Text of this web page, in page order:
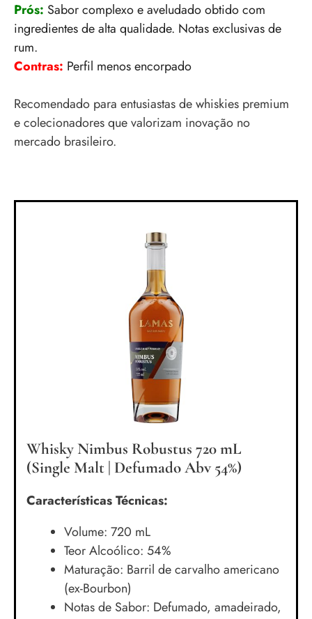
Prós: Sabor complexo e aveludado obtido com
ingredientes de alta qualidade. Notas exclusivas de
rum.
Contras: Perfil menos encorpado
Recomendado para entusiastas de whiskies premium
e colecionadores que valorizam inovação no
mercado brasileiro.
Whisky Nimbus Robustus 720 mL
(Single Malt | Defumado Abv 54%)
Características Técnicas:
Volume: 720 mL
Teor Alcoólico: 54%
Maturação: Barril de carvalho americano
(ex-Bourbon)
Notas de Sabor: Defumado, amadeirado,